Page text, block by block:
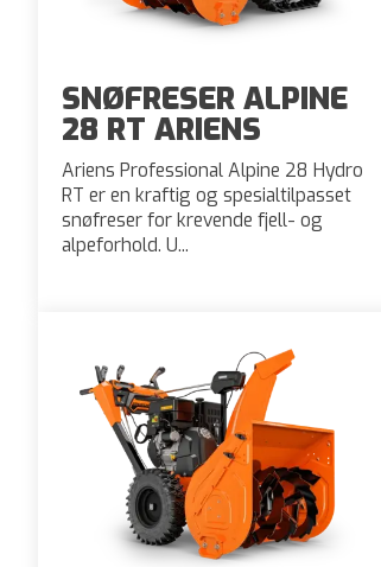
SNØFRESER ALPINE
28 RT ARIENS
Ariens Professional Alpine 28 Hydro
RT er en kraftig og spesialtilpasset
snøfreser for krevende fjell- og
alpeforhold. U...